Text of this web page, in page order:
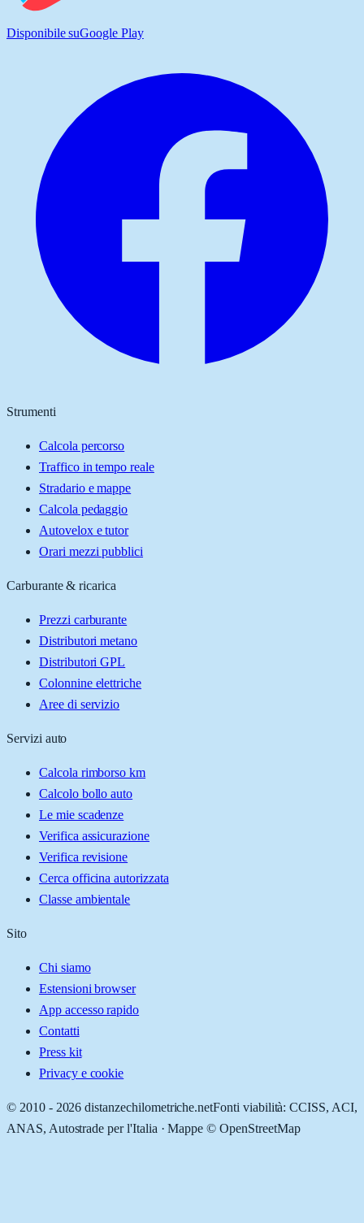
Disponibile suGoogle Play
Strumenti
Calcola percorso
Traffico in tempo reale
Stradario e mappe
Calcola pedaggio
Autovelox e tutor
Orari mezzi pubblici
Carburante & ricarica
Prezzi carburante
Distributori metano
Distributori GPL
Colonnine elettriche
Aree di servizio
Servizi auto
Calcola rimborso km
Calcolo bollo auto
Le mie scadenze
Verifica assicurazione
Verifica revisione
Cerca officina autorizzata
Classe ambientale
Sito
Chi siamo
Estensioni browser
App accesso rapido
Contatti
Press kit
Privacy e cookie
© 2010 - 2026 distanzechilometriche.netFonti viabilità: CCISS, ACI,
ANAS, Autostrade per l'Italia · Mappe © OpenStreetMap